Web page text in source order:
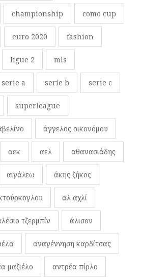
championship como cup
euro 2020 fashion
ligue 2 mls
serie a serie b serie c
superleague
άγγελος οικονόμου
αεκ αελ αθανασιάδης
αιγάλεω άκης ζήκος
αλ αχλί
τζερμπίν άλισον
αναγέννηση καρδίτσας
μαζιέλο αντρέα πίρλο